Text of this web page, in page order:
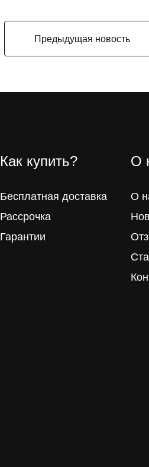
Предыдущая новость
Как купить?
Бесплатная доставка
Рассрочка
Гарантии
О
О